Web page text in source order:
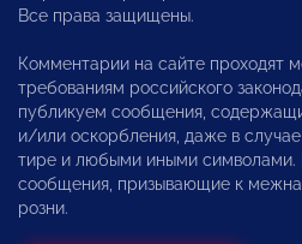
Все права защищены.
Комментарии на сайте проходят
требованиям российского
публикуем сообщения,
и/или оскорбления, даже в
тире и любыми иными символами.
сообщения, призывающие к
розни.